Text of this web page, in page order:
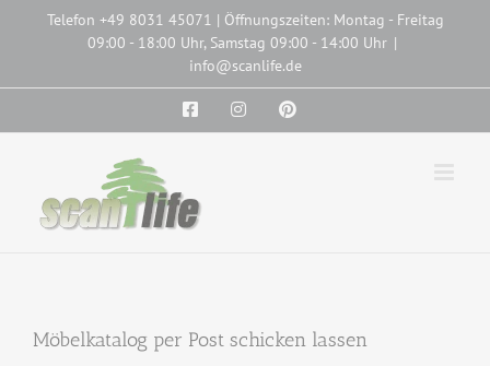
Telefon +49 8031 45071 | Öffnungszeiten: Montag - Freitag
09:00 - 18:00 Uhr, Samstag 09:00 - 14:00 Uhr |
info@scanlife.de
FacebookInstagramPinterest
Möbelkatalog per Post schicken lassen